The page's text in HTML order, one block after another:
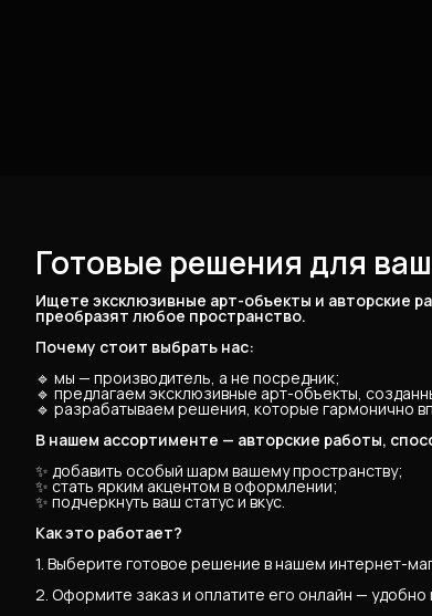
Готовые решения для
Ищете эксклюзивные арт-объекты и авторские
преобразят любое пространство.
Почему стоит выбрать нас:
🔹 мы — производитель, а не посредник;
🔹 предлагаем эксклюзивные арт-объекты,
🔹 разрабатываем решения, которые гармонично
В нашем ассортименте — авторские работы,
✨ добавить особый шарм вашему пространству;
✨ стать ярким акцентом в оформлении;
✨ подчеркнуть ваш статус и вкус.
Как это работает?
1. Выберите готовое решение в нашем интернет-
2. Оформите заказ и оплатите его онлайн — удобно